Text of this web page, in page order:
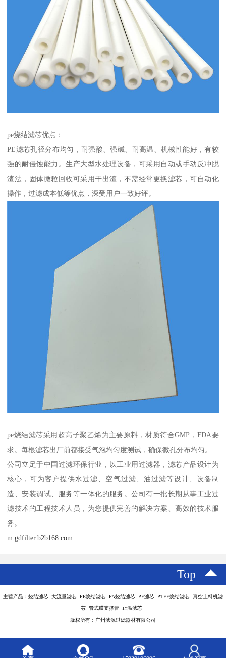
pe烧结滤芯优点：
PE滤芯孔径分布均匀，耐强酸、强碱、耐高温、机械性能好，有较
强的耐侵蚀能力。生产大型水处理设备，可采用自动或手动反冲脱
渣法，固体微粒回收可采用干出渣，不需经常更换滤芯，可自动化
操作，过滤成本低等优点，深受用户一致好评。
pe烧结滤芯采用超高子聚乙烯为主要原料，材质符合GMP，FDA要
求。每根滤芯出厂前都接受气泡均匀度测试，确保微孔分布均匀。
公司立足于中国过滤环保行业，以工业用过滤器，滤芯产品设计为
核心，可为客户提供水过滤、空气过滤、油过滤等设计、设备制
造、安装调试、服务等一体化的服务。公司有一批长期从事工业过
滤技术的工程技术人员，为您提供完善的解决方案、高效的技术服
务。
m.gdfilter.b2b168.com
Top
主营产品：烧结滤芯 大流量滤芯 PE烧结滤芯 PA烧结滤芯 PE滤芯 PTFE烧结滤芯 真空上料机滤
芯 管式膜支撑管 止溢滤芯
版权所有：广州滤源过滤器材有限公司